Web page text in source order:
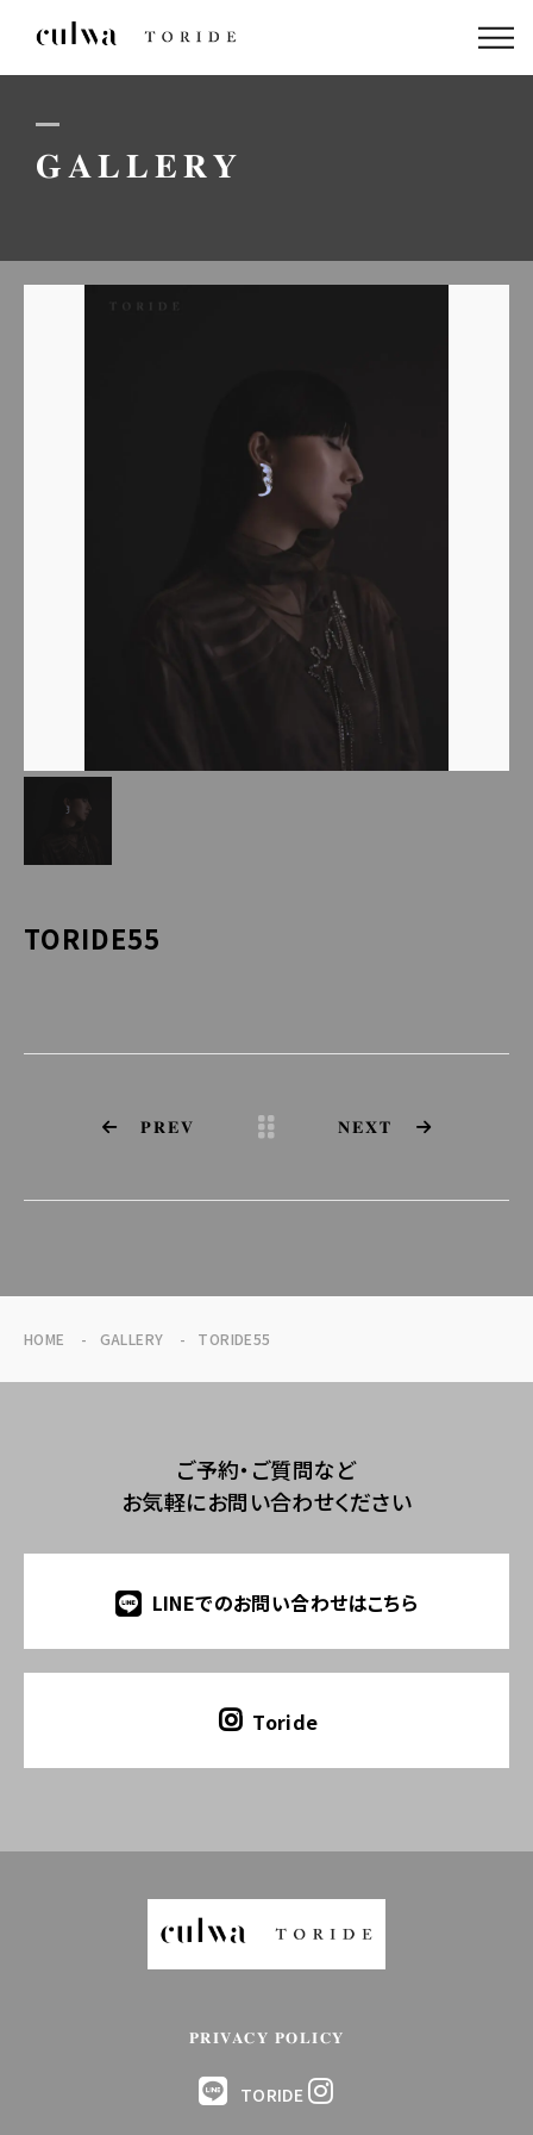
GALLERY
TORIDE55
PREV NEXT
HOME GALLERY TORIDE55
ご予約・ご質問など
お気軽にお問い合わせください
LINEでのお問い合わせはこちら
Toride
PRIVACY POLICY
TORIDE
ABOUT US
PACKAGE
STAFF
LINEでのお問い合わせはこちら